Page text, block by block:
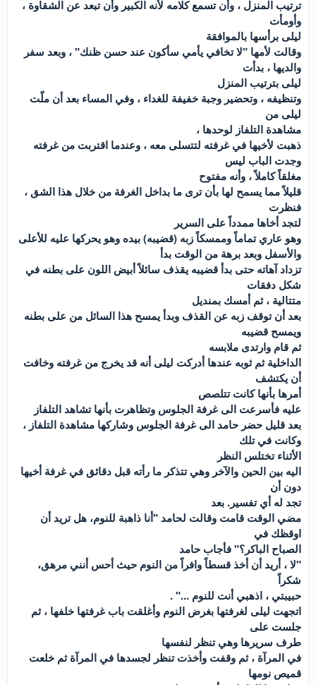
ترتيب المنزل ، وأن تسمع كلامه لأنه الكبير وأن تبعد عن الشقاوة ،
وأومأت
ليلى برأسها بالموافقة
وقالت لأمها "لا تخافي يأمي سأكون عند حسن ظنك" ، وبعد سفر
والديها ، بدأت
ليلى بترتيب المنزل
وتنظيفه ، وتحضير وجبة خفيفة للغداء ، وفي المساء بعد أن ملّت
ليلى من
مشاهدة التلفاز لوحدها ،
ذهبت لأخيها في غرفته لتتسلى معه ، وعندما اقتربت من غرفته
وجدت الباب ليس
مغلقاً كاملاً ، وأنه مفتوح
قليلاً مما يسمح لها بأن ترى ما بداخل الغرفة من خلال هذا الشق ،
فنظرت
لتجد أخاها ممدداً على السرير
وهو عاري تماماً وممسكاً زبه (قضيبه) بيده وهو يحركها عليه للأعلى
والأسفل وبعد برهة من الوقت بدأ
تزداد آهاته حتى بدأ قضيبه يقذف سائلاً أبيض اللون على بطنه في
شكل دفقات
متتالية ، ثم أمسك بمنديل
بعد أن توقف زبه عن القذف وبدأ يمسح هذا السائل من على بطنه
ويمسح قضيبه
ثم قام وارتدى ملابسه
الداخلية ثم ثوبه عندها أدركت ليلى أنه قد يخرج من غرفته وخافت
أن يكتشف
أمرها بأنها كانت تتلصص
عليه فأسرعت الى غرفة الجلوس وتظاهرت بأنها تشاهد التلفاز
بعد قليل حضر حامد الى غرفة الجلوس وشاركها مشاهدة التلفاز ،
وكانت في تلك
الأثناء تختلس النظر
اليه بين الحين والآخر وهي تتذكر ما رأته قبل دقائق في غرفة أخيها
دون أن
تجد له أي تفسير. بعد
مضي الوقت قامت وقالت لحامد "أنا ذاهبة للنوم، هل تريد أن
اوقظك في
الصباح الباكر؟" فأجاب حامد
"لا ، أريد أن أخذ قسطاً وافراً من النوم حيث أحس أنني مرهق،
شكراً
حبيبتي ، اذهبي أنت للنوم ..." .
اتجهت ليلى لغرفتها بغرض النوم وأغلقت باب غرفتها خلفها ، ثم
جلست على
طرف سريرها وهي تنظر لنفسها
في المرآة ، ثم وقفت وأخذت تنظر لجسدها في المرآة ثم خلعت
قميص نومها